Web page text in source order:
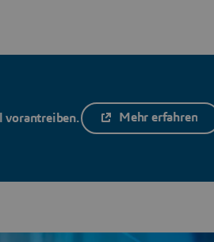
vorantreiben. Mehr erfahren